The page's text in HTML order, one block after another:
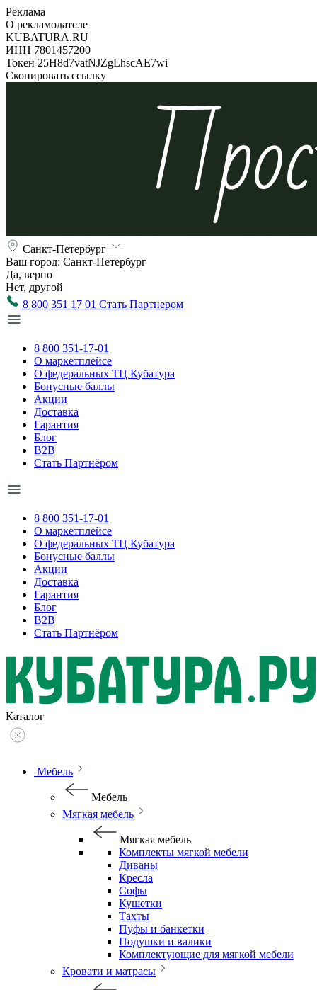
Реклама
О рекламодателе
KUBATURA.RU
ИНН 7801457200
Токен 25H8d7vatNJZgLhscAE7wi
Скопировать ссылку
Санкт-Петербург
Ваш город: Санкт-Петербург
Да, верно
Нет, другой
8 800 351 17 01 Стать Партнером
8 800 351-17-01
О маркетплейсе
О федеральных ТЦ Кубатура
Бонусные баллы
Акции
Доставка
Гарантия
Блог
B2B
Стать Партнёром
8 800 351-17-01
О маркетплейсе
О федеральных ТЦ Кубатура
Бонусные баллы
Акции
Доставка
Гарантия
Блог
B2B
Стать Партнёром
Каталог
Мебель
Мебель
Мягкая мебель
Мягкая мебель
Комплекты мягкой мебели
Диваны
Кресла
Софы
Кушетки
Тахты
Пуфы и банкетки
Подушки и валики
Комплектующие для мягкой мебели
Кровати и матрасы